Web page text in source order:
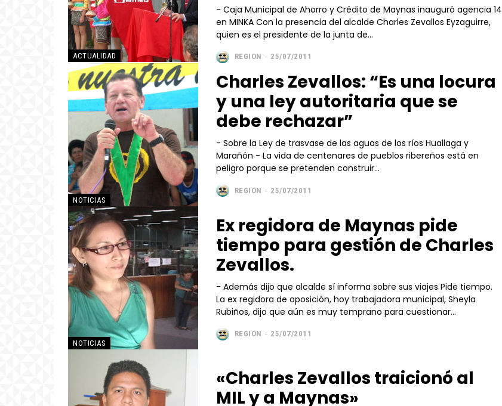
━ Planes
ACTUALIDAD
- Caja Municipal de Ahorro y Crédito de Maynas inauguró agencia 14
en MINKA Con la presencia del alcalde Charles Zevallos Eyzaguirre,
quien es el presidente de la junta de...
REGION - 25/07/2011
NOTICIAS
Charles Zevallos: “Es una locura
y una ley autoritaria que se
debe rechazar”
- Sobre la Ley de trasvase de las aguas de los ríos Huallaga y
Marañón - La vida de centenares de pueblos ribereños está en
peligro porque se pretenden construir...
REGION - 25/07/2011
NOTICIAS
Ex regidora de Maynas pide
tiempo para gestión de Charles
Zevallos.
- Además dijo que alcalde sí informa sobre sus viajes Pide tiempo.
La ex regidora de oposición, hoy trabajadora municipal, Sheyla
Rubiños, dijo que aún es muy temprano para cuestionar...
REGION - 25/07/2011
«Charles Zevallos traicionó al
MIL y a Maynas»